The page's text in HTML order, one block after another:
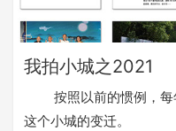
我拍小城之2021
按照以前的惯例，每
这个小